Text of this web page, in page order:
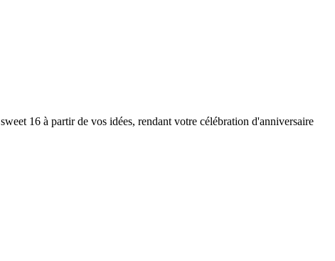
16 à partir de vos idées, rendant votre célébration d'anniversaire